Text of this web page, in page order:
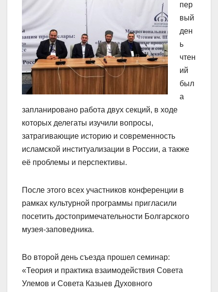
пер
вый
ден
ь
чтен
ий
был
а
запланировано работа двух секций, в ходе
которых делегаты изучили вопросы,
затрагивающие историю и современность
исламской институализации в России, а также
её проблемы и перспективы.
После этого всех участников конференции в
рамках культурной программы пригласили
посетить достопримечательности Болгарского
музея-заповедника.
Во второй день съезда прошел семинар:
«Теория и практика взаимодействия Совета
Улемов и Совета Казыев Духовного